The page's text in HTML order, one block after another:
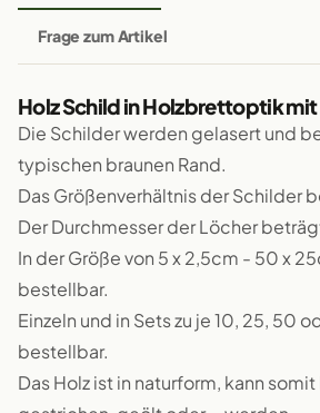
Frage zum Artikel
Holz Schild in Holzbrettoptik mit
Die Schilder werden gelasert und
typischen braunen Rand.
Das Größenverhältnis der Schilder
Der Durchmesser der Löcher
In der Größe von 5 x 2,5cm - 50 x
bestellbar.
Einzeln und in Sets zu je 10, 25, 50
bestellbar.
Das Holz ist in naturform, kann